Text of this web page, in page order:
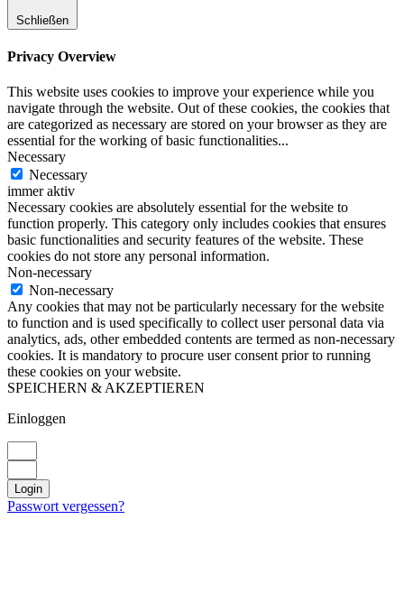
Schließen
Privacy Overview
This website uses cookies to improve your experience while you
navigate through the website. Out of these cookies, the cookies that
are categorized as necessary are stored on your browser as they are
essential for the working of basic functionalities...
Necessary
Necessary
immer aktiv
Necessary cookies are absolutely essential for the website to
function properly. This category only includes cookies that ensures
basic functionalities and security features of the website. These
cookies do not store any personal information.
Non-necessary
Non-necessary
Any cookies that may not be particularly necessary for the website
to function and is used specifically to collect user personal data via
analytics, ads, other embedded contents are termed as non-necessary
cookies. It is mandatory to procure user consent prior to running
these cookies on your website.
SPEICHERN & AKZEPTIEREN
Einloggen
Login
Passwort vergessen?